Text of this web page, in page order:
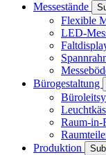
Messestände
Flexible
LED-
Bürogestaltung
Raum-in-
Produktion